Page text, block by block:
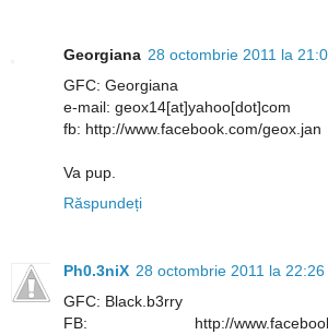
Georgiana 28 octombrie 2011 la
GFC: Georgiana
e-mail: geox14[at]yahoo[dot]com
fb: http://www.facebook.com/geox.jan
Va pup.
Răspundeți
Ph0.3niX 28 octombrie 2011 la 22:26
GFC: Black.b3rry
FB: http://